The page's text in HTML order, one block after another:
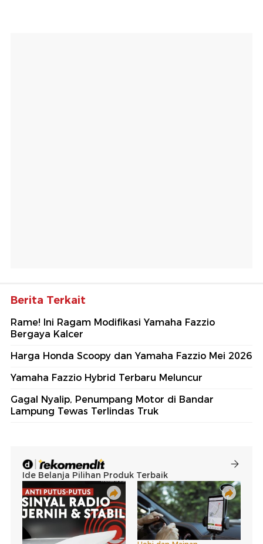
Berita Terkait
Rame! Ini Ragam Modifikasi Yamaha Fazzio
Bergaya Kalcer
Harga Honda Scoopy dan Yamaha Fazzio Mei 2026
Yamaha Fazzio Hybrid Terbaru Meluncur
Gagal Nyalip, Penumpang Motor di Bandar
Lampung Tewas Terlindas Truk